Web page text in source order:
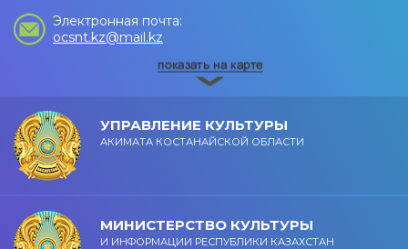
Электронная почта:
ocsnt.kz@mail.kz
УПРАВЛЕНИЕ КУЛЬТУРЫ
АКИМАТА КОСТАНАЙСКОЙ ОБЛАСТИ
МИНИСТЕРСТВО КУЛЬТУРЫ
И ИНФОРМАЦИИ РЕСПУБЛИКИ КАЗАХСТАН